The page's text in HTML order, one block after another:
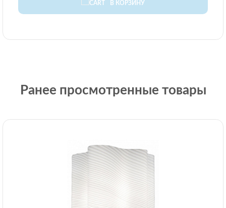
В КОРЗИНУ
Ранее просмотренные товары